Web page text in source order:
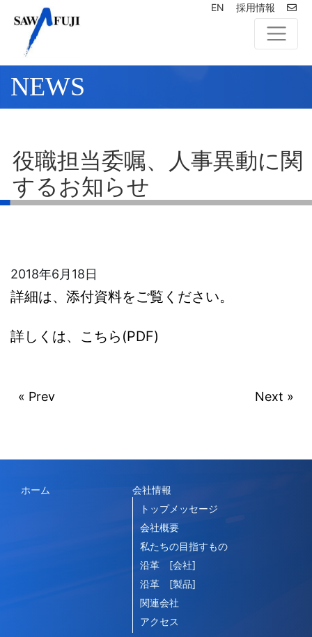
EN 採用情報
NEWS
役職担当委嘱、人事異動に関
するお知らせ
2018年6月18日
詳細は、添付資料をご覧ください。
詳しくは、こちら(PDF)
« Prev Next »
ホーム
会社情報
トップメッセージ
会社概要
私たちの目指すもの
沿革 [会社]
沿革 [製品]
関連会社
アクセス